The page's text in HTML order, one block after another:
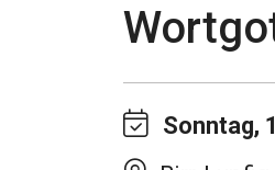
Sonntag,